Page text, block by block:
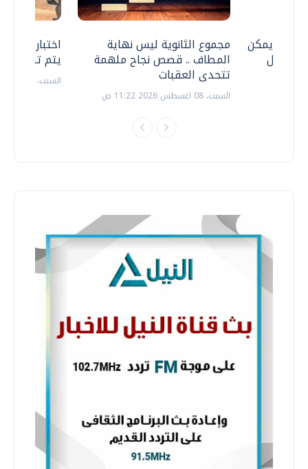
اختبارات
يتم
السبت، 18 يوليو 2026 09:22 ص
مجموع الثانوية ليس نهاية
المطاف .. قصص نجاح ملهمة
تتحدى العقبات
السبت، 08 اغسطس 2026 11:22 ص
.. هل يمكن
نتعامل